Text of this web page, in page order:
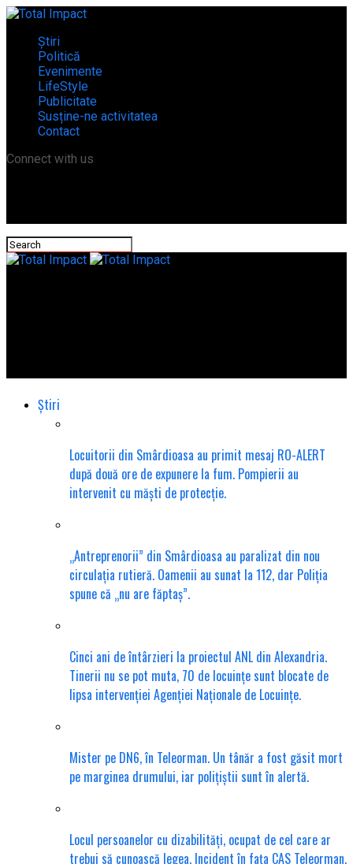
Știri
Politică
Evenimente
LifeStyle
Publicitate
Susține-ne activitatea
Contact
Connect with us
Știri
Locuitorii din Smârdioasa au primit mesaj RO-ALERT
după două ore de expunere la fum. Pompierii au
intervenit cu măști de protecție.
„Antreprenorii” din Smârdioasa au paralizat din nou
circulația rutieră. Oamenii au sunat la 112, dar Poliția
spune că „nu are făptaș”.
Cinci ani de întârzieri la proiectul ANL din Alexandria.
Tinerii nu se pot muta, 70 de locuințe sunt blocate de
lipsa intervenției Agenției Naționale de Locuințe.
Mister pe DN6, în Teleorman. Un tânăr a fost găsit mort
pe marginea drumului, iar polițiștii sunt în alertă.
Locul persoanelor cu dizabilități, ocupat de cel care ar
trebui să cunoască legea. Incident în fața CAS Teleorman.